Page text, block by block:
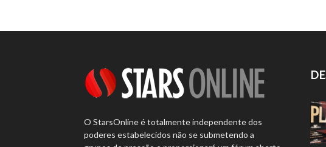
O StarsOnline é totalmente independente dos
poderes estabelecidos não se submetendo a